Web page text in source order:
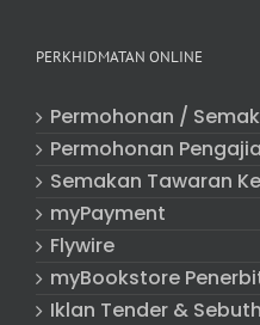
PERKHIDMATAN ONLINE
Permohonan /
Permohonan
Semakan Tawaran
myPayment
Flywire
myBookstore
Iklan Tender &